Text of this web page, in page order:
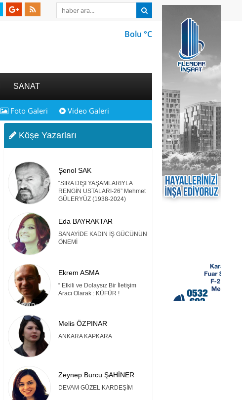
Bolu °C
SANAT
Foto Galeri Video Galeri
Köşe Yazarları
Şenol SAK
“SIRA DIŞI YAŞAMLARIYLA
RENGİN USTALARI-26” Mehmet
GÜLERYÜZ (1938-2024)
Eda BAYRAKTAR
SANAYİDE KADIN İŞ GÜCÜNÜN
ÖNEMİ
Ekrem ASMA
“ Etkili ve Dolaysız Bir İletişim
Aracı Olarak : KÜFÜR !
Melis ÖZPINAR
ANKARA KAPKARA
Zeynep Burcu ŞAHİNER
DEVAM GÜZEL KARDEŞİM